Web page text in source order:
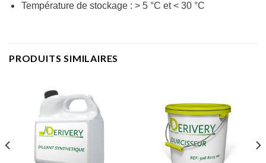
Température de stockage : > 5 °C et < 30 °C
PRODUITS SIMILAIRES